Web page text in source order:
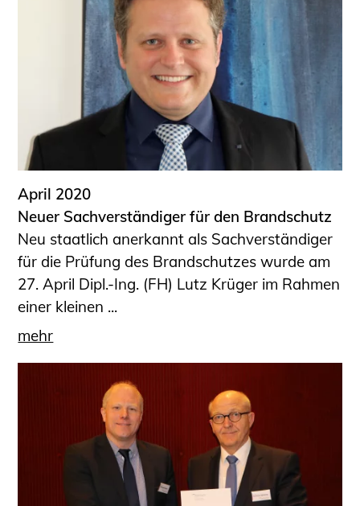
April 2020
Neuer Sachverständiger für den Brandschutz
Neu staatlich anerkannt als Sachverständiger
für die Prüfung des Brandschutzes wurde am
27. April Dipl.-Ing. (FH) Lutz Krüger im Rahmen
einer kleinen ...
mehr